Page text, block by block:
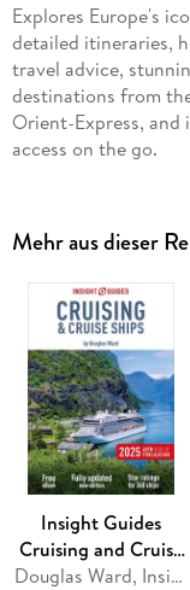
Explores Europe's
detailed itineraries,
travel advice,
destinations from
Orient-Express, and
access on the go.
Mehr aus dieser
Insight Guides
Cruising and Cruise
Ships 2025
Douglas Ward, Insight Guides